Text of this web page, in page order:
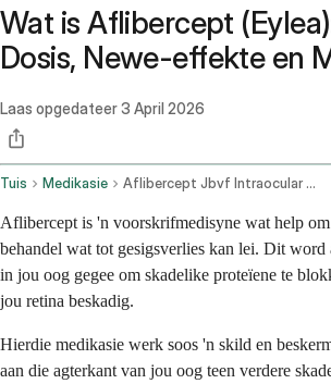
Wat is Aflibercept
Dosis, Newe-effekte en
Laas opgedateer3 April 2026
Tuis Medikasie Aflibercept Jbvf Intraocular Route
Aflibercept is 'n voorskrifmedisyne wat help om
behandel wat tot gesigsverlies kan lei. Dit
in jou oog gegee om skadelike proteïene te
jou retina beskadig.
Hierdie medikasie werk soos 'n skild en
aan die agterkant van jou oog teen verdere